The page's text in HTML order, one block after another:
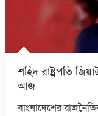
শহিদ রাষ্ট্রপতি
আজ
বাংলাদেশের